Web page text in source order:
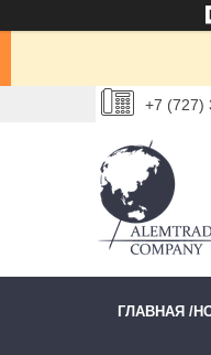
+7 (727)
ГЛАВНАЯ /